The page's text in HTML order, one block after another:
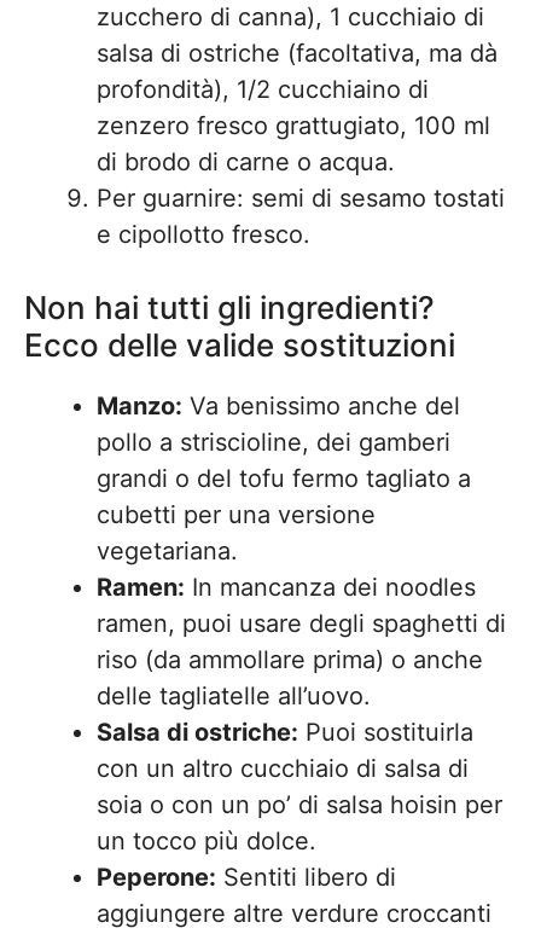
zucchero di canna), 1 cucchiaio di
salsa di ostriche (facoltativa, ma dà
profondità), 1/2 cucchiaino di
zenzero fresco grattugiato, 100 ml
di brodo di carne o acqua.
Per guarnire: semi di sesamo tostati
e cipollotto fresco.
Non hai tutti gli ingredienti?
Ecco delle valide sostituzioni
Manzo: Va benissimo anche del
pollo a striscioline, dei gamberi
grandi o del tofu fermo tagliato a
cubetti per una versione
vegetariana.
Ramen: In mancanza dei noodles
ramen, puoi usare degli spaghetti di
riso (da ammollare prima) o anche
delle tagliatelle all’uovo.
Salsa di ostriche: Puoi sostituirla
con un altro cucchiaio di salsa di
soia o con un po’ di salsa hoisin per
un tocco più dolce.
Peperone: Sentiti libero di
aggiungere altre verdure croccanti